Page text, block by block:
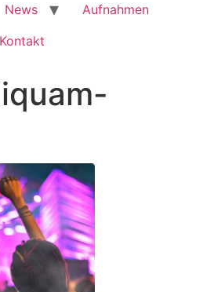
News
Aufnahmen
Kontakt